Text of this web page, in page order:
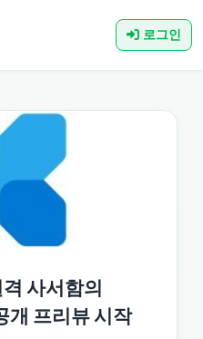
로그인
사서함의
프리뷰 시작